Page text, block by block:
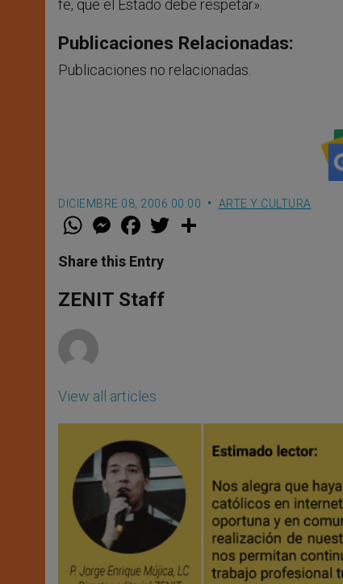
fe, que el Estado debe respetar».
Publicaciones Relacionadas:
Publicaciones no relacionadas.
DICIEMBRE 08, 2006 00:00 ARTE Y CULTURA
W
t
s
p
p
M
e
s
e
g
e
F
a
e
b
o
k
w
Share this Entry
ZENIT Staff
View all articles